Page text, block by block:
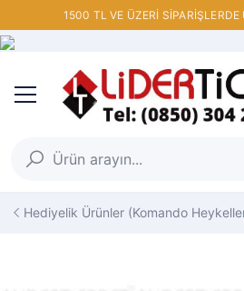
1500 TL VE ÜZERİ
Hediyelik Ürünler (Komando